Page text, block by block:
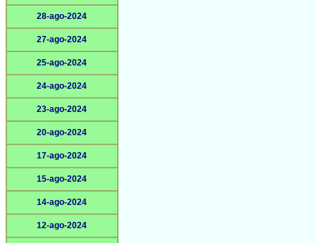
28-ago-2024
27-ago-2024
25-ago-2024
24-ago-2024
23-ago-2024
20-ago-2024
17-ago-2024
15-ago-2024
14-ago-2024
12-ago-2024